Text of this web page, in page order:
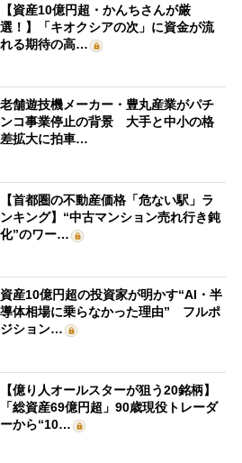
【資産10億円超・かんちさんが厳
選！】「キオクシアの次」に資金が流
れる期待の高…
老舗遊技機メーカー・豊丸産業がパチ
ンコ事業停止の背景 大手と中小の格
差拡大に拍車…
【首都圏の不動産価格「危ない駅」ラ
ンキング】“中古マンション売れ行き鈍
化”のワー…
資産10億円超の投資家が明かす“AI・半
導体相場に乗らなかった理由” フルポ
ジション…
【億り人オールスターが狙う20銘柄】
「総資産69億円超」90歳現役トレーダ
ーから“10…